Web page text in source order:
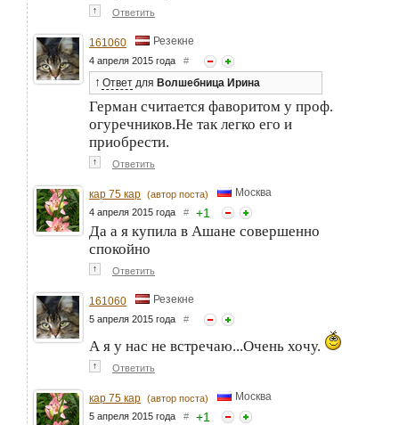
↑ Ответить
161060 Резекне
4 апреля 2015 года #
↑ Ответ для Волшебница Ирина
Герман считается фаворитом у проф.
огуречников.Не так легко его и
приобрести.
↑ Ответить
кар 75 кар (автор поста) Москва
4 апреля 2015 года # +1
Да а я купила в Ашане совершенно
спокойно
↑ Ответить
161060 Резекне
5 апреля 2015 года #
А я у нас не встречаю...Очень хочу.
↑ Ответить
кар 75 кар (автор поста) Москва
5 апреля 2015 года # +1